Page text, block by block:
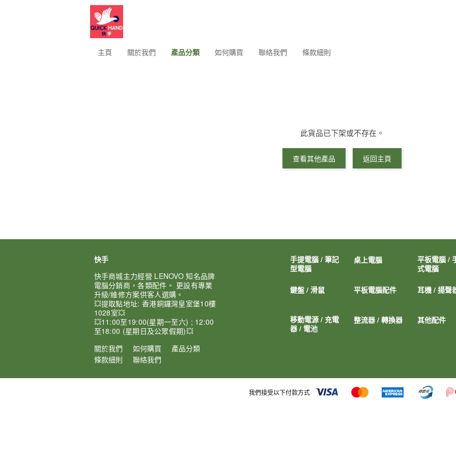
主頁 關於我們 產品分類 如何購買 聯絡我們 條款細則
此貨品已下架或不存在。
查看其他產品 返回主頁
快手
快手商城主力經營 LENOVO 知名品牌
電腦分銷商，各類配件。 更設有專業
升級/維修方案供客人選購。
💥提取點地址: 香港銅鑼灣皇室堡10樓
1028室💥
💥11:00至19:00(星期一至六) ; 12:00
至18:00 (星期日及公眾假期)💥
關於我們
如何購買
產品分類
條款細則
聯絡我們
手提電腦 / 筆記
型電腦
桌上電腦
平板電腦 /
式電腦
鍵盤 / 滑鼠 平板電腦配件 耳機 / 揚聲
移動電源 / 充電
器 / 電池
整流器 / 轉換器 其他配件
我們接受以下付款方式